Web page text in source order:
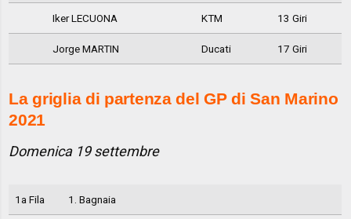
Iker LECUONA KTM 13 Giri
Jorge MARTIN Ducati 17 Giri
La griglia di partenza del GP di San Marino
2021
Domenica 19 settembre
1a Fila 1. Bagnaia